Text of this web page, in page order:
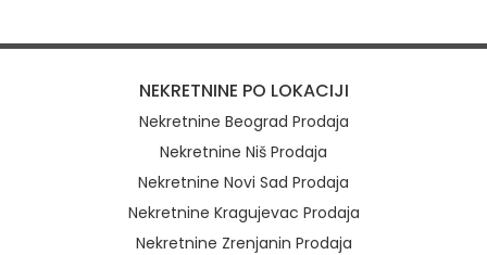
NEKRETNINE PO LOKACIJI
Nekretnine Beograd Prodaja
Nekretnine Niš Prodaja
Nekretnine Novi Sad Prodaja
Nekretnine Kragujevac Prodaja
Nekretnine Zrenjanin Prodaja